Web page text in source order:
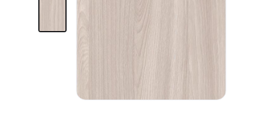
Мебельные образцы, каталоги